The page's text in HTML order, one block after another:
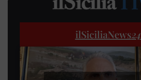
ilSiciliaNews24